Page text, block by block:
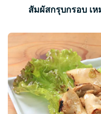
สัมผัสกรุบกรอบ เ